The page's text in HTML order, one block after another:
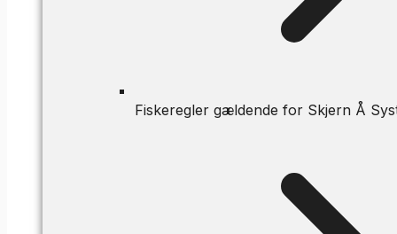
Fiskeregler gældende for Skjern Å